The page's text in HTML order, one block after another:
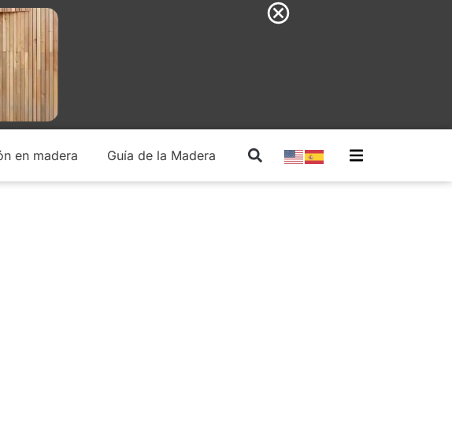
en madera Guía de la Madera